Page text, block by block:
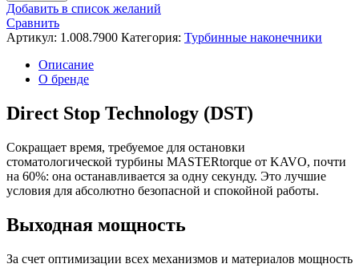
Добавить в список желаний
Сравнить
Артикул: 1.008.7900 Категория: Турбинные наконечники
Описание
О бренде
Direct Stop Technology (DST)
Сокращает время, требуемое для остановки
стоматологической турбины MASTERtorque от KAVO, почти
на 60%: она останавливается за одну секунду. Это лучшие
условия для абсолютно безопасной и спокойной работы.
Выходная мощность
За счет оптимизации всех механизмов и материалов мощность